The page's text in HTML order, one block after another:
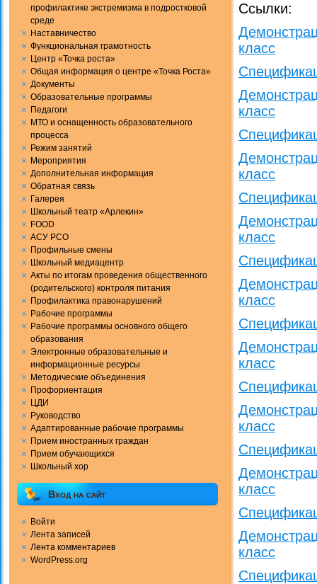
профилактике экстремизма в подростковой
среде
Наставничество
Функциональная грамотность
Центр «Точка роста»
Общая информация о центре «Точка Роста»
Документы
Образовательные программы
Педагоги
МТО и оснащенность образовательного
процесса
Режим занятий
Мероприятия
Дополнительная информация
Обратная связь
Галерея
Школьный театр «Арлекин»
FOOD
АСУ РСО
Профильные смены
Школьный медиацентр
Акты по итогам проведения общественного
(родительского) контроля питания
Профилактика правонарушений
Рабочие программы
Рабочие программы основного общего
образования
Электронные образовательные и
информационные ресурсы
Методические объединения
Профориентация
ЦДИ
Руководство
Адаптированные рабочие программы
Прием иностранных граждан
Прием обучающихся
Школьный хор
Вход на сайт
Войти
Лента записей
Лента комментариев
WordPress.org
Ссылки:
класс
класс
класс
класс
класс
класс
класс
класс
класс